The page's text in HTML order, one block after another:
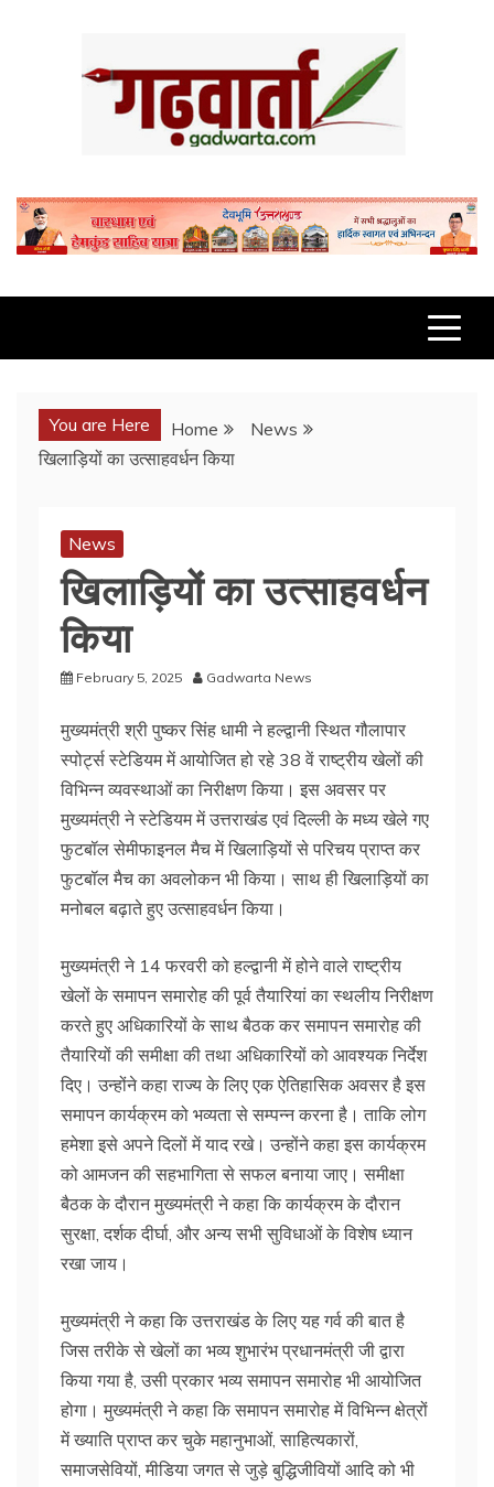
You are Here Home
News
खिलाड़ियों का उत्साहवर्धन किया
News
खिलाड़ियों का उत्साहवर्धन
किया
February 5, 2025 Gadwarta News
मुख्यमंत्री श्री पुष्कर सिंह धामी ने हल्द्वानी स्थित गौलापार
स्पोर्ट्स स्टेडियम में आयोजित हो रहे 38 वें राष्ट्रीय खेलों की
विभिन्न व्यवस्थाओं का निरीक्षण किया। इस अवसर पर
मुख्यमंत्री ने स्टेडियम में उत्तराखंड एवं दिल्ली के मध्य खेले गए
फुटबॉल सेमीफाइनल मैच में खिलाड़ियों से परिचय प्राप्त कर
फुटबॉल मैच का अवलोकन भी किया। साथ ही खिलाड़ियों का
मनोबल बढ़ाते हुए उत्साहवर्धन किया।
मुख्यमंत्री ने 14 फरवरी को हल्द्वानी में होने वाले राष्ट्रीय
खेलों के समापन समारोह की पूर्व तैयारियां का स्थलीय निरीक्षण
करते हुए अधिकारियों के साथ बैठक कर समापन समारोह की
तैयारियों की समीक्षा की तथा अधिकारियों को आवश्यक निर्देश
दिए। उन्होंने कहा राज्य के लिए एक ऐतिहासिक अवसर है इस
समापन कार्यक्रम को भव्यता से सम्पन्न करना है। ताकि लोग
हमेशा इसे अपने दिलों में याद रखे। उन्होंने कहा इस कार्यक्रम
को आमजन की सहभागिता से सफल बनाया जाए। समीक्षा
बैठक के दौरान मुख्यमंत्री ने कहा कि कार्यक्रम के दौरान
सुरक्षा, दर्शक दीर्घा, और अन्य सभी सुविधाओं के विशेष ध्यान
रखा जाय।
मुख्यमंत्री ने कहा कि उत्तराखंड के लिए यह गर्व की बात है
जिस तरीके से खेलों का भव्य शुभारंभ प्रधानमंत्री जी द्वारा
किया गया है, उसी प्रकार भव्य समापन समारोह भी आयोजित
होगा। मुख्यमंत्री ने कहा कि समापन समारोह में विभिन्न क्षेत्रों
में ख्याति प्राप्त कर चुके महानुभाओं, साहित्यकारों,
समाजसेवियों, मीडिया जगत से जुड़े बुद्धिजीवियों आदि को भी